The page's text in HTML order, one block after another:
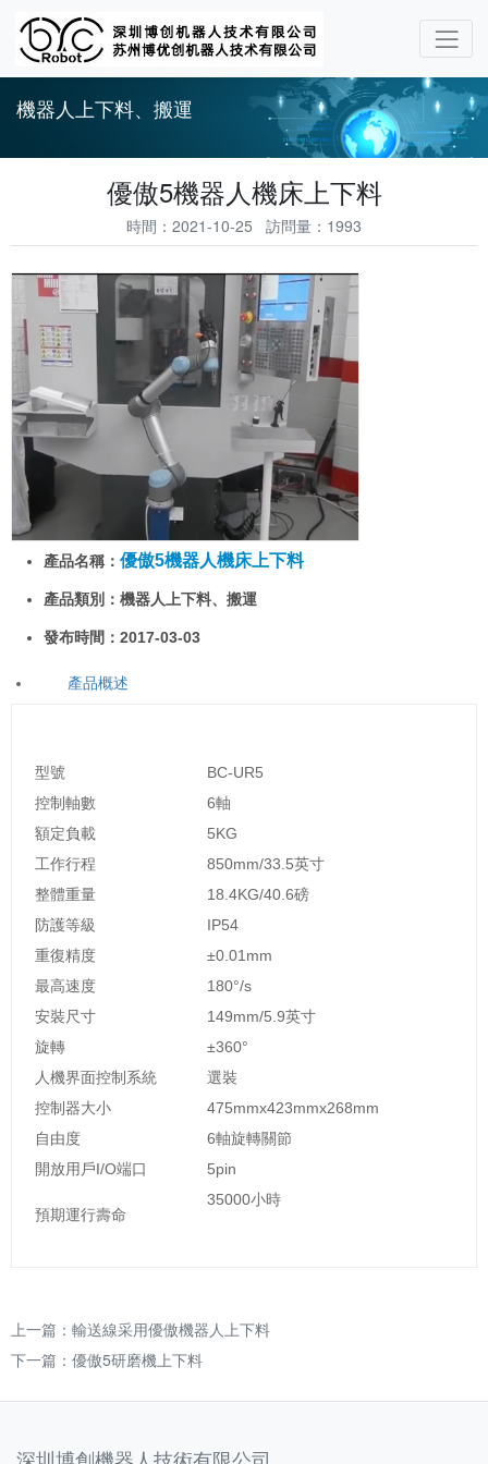
機器人上下料、搬運
優傲5機器人機床上下料
時間：2021-10-25 訪問量：1993
產品名稱： 優傲5機器人機床上下料
產品類別：機器人上下料、搬運
發布時間：2017-03-03
產品概述
型號
BC-UR5
控制軸數
6軸
額定負載
5KG
工作行程
850mm/33.5英寸
整體重量
18.4KG/40.6磅
防護等級
IP54
重復精度
±0.01mm
最高速度
180°/s
安裝尺寸
149mm/5.9英寸
旋轉
±360°
人機界面控制系統
選裝
控制器大小
475mmx423mmx268mm
自由度
6軸旋轉關節
開放用戶I/O端口
5pin
預期運行壽命
35000小時
上一篇： 輸送線采用優傲機器人上下料
下一篇： 優傲5研磨機上下料